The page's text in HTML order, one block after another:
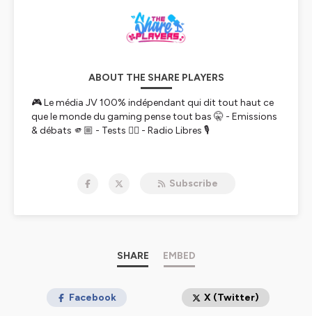
ABOUT THE SHARE PLAYERS
🎮 Le média JV 100% indépendant qui dit tout haut ce
que le monde du gaming pense tout bas 🤫 - Emissions
& débats 🫵🏼 - Tests ✍🏼 - Radio Libres 🎙️
Subscribe
SHARE EMBED
Facebook X (Twitter)